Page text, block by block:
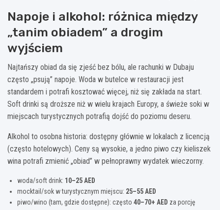
Napoje i alkohol: różnica między
„tanim obiadem” a drogim
wyjściem
Najtańszy obiad da się zjeść bez bólu, ale rachunki w Dubaju
często „psują” napoje. Woda w butelce w restauracji jest
standardem i potrafi kosztować więcej, niż się zakłada na start.
Soft drinki są droższe niż w wielu krajach Europy, a świeże soki w
miejscach turystycznych potrafią dojść do poziomu deseru.
Alkohol to osobna historia: dostępny głównie w lokalach z licencją
(często hotelowych). Ceny są wysokie, a jedno piwo czy kieliszek
wina potrafi zmienić „obiad” w pełnoprawny wydatek wieczorny.
woda/soft drink: 10–25 AED
mocktail/sok w turystycznym miejscu: 25–55 AED
piwo/wino (tam, gdzie dostępne): często 40–70+ AED za porcję